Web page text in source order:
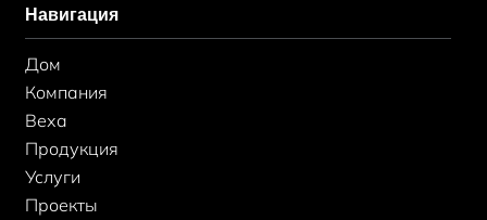
o
o
k
-
ф
г
р
d
i
Навигация
Дом
Компания
Веха
Продукция
Услуги
Проекты